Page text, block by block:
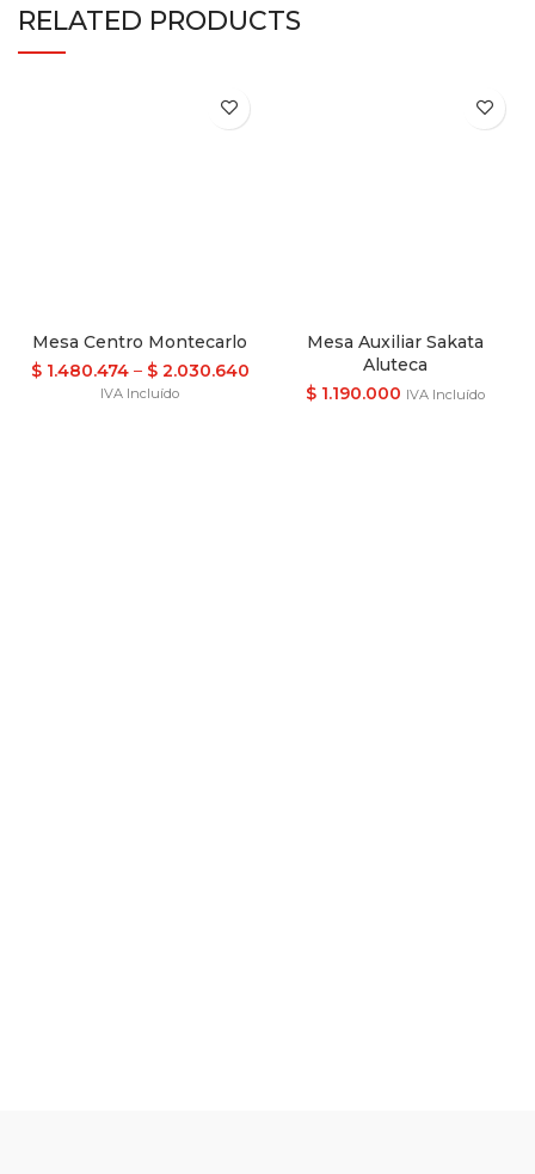
RELATED PRODUCTS
Mesa Centro Montecarlo
$1.480.474– $2.030.640
IVA Incluído
Mesa Auxiliar Sakata
Aluteca
$ 1.190.000 IVA Incluído